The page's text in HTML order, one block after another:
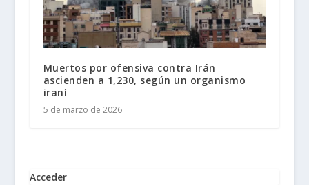
Muertos por ofensiva contra Irán
ascienden a 1,230, según un organismo
iraní
5 de marzo de 2026
Acceder